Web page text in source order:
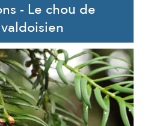
- Le chou de